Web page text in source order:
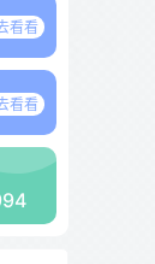
看看
看看